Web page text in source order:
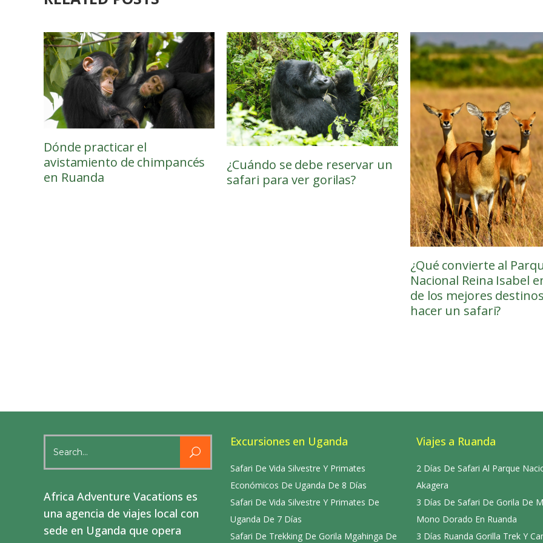
Dónde practicar el
avistamiento de chimpancés
en Ruanda
¿Cuándo se debe reservar un
safari para ver gorilas?
¿Qué convierte al
Nacional Reina Isabel
de los mejores
hacer un safari?
for:
Africa Adventure Vacations es
una agencia de viajes local con
sede en Uganda que opera
Excursiones en Uganda
Safari De Vida Silvestre Y Primates
Económicos De Uganda De 8 Días
Safari De Vida Silvestre Y Primates De
Uganda De 7 Días
Safari De Trekking De Gorila Mgahinga De
Viajes a Ruanda
2 Días De Safari Al Parque
Akagera
3 Días De Safari De Gorila De
Mono Dorado En Ruanda
3 Días Ruanda Gorilla Trek Y